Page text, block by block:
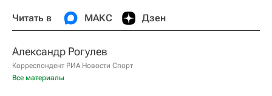
Читать в МАКС Дзен
Александр Рогулев
Корреспондент РИА Новости Спорт
Все материалы